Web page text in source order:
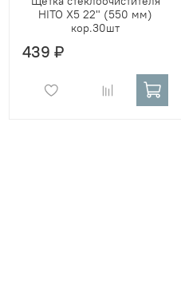
HITO X5 22" (550 мм)
кор.30шт
439 ₽